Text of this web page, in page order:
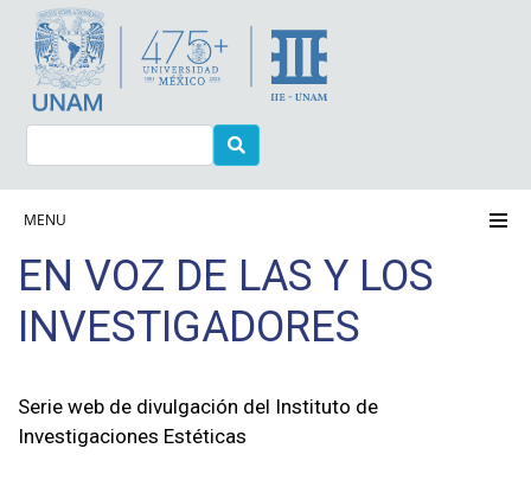
al
contenido
principal
Navegación principal
MENU
EN VOZ DE LAS Y LOS
INVESTIGADORES
Serie web de divulgación del Instituto de
Investigaciones Estéticas